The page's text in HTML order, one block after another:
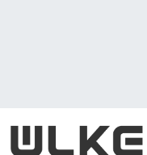
Gündem
Gündem
İstanbul